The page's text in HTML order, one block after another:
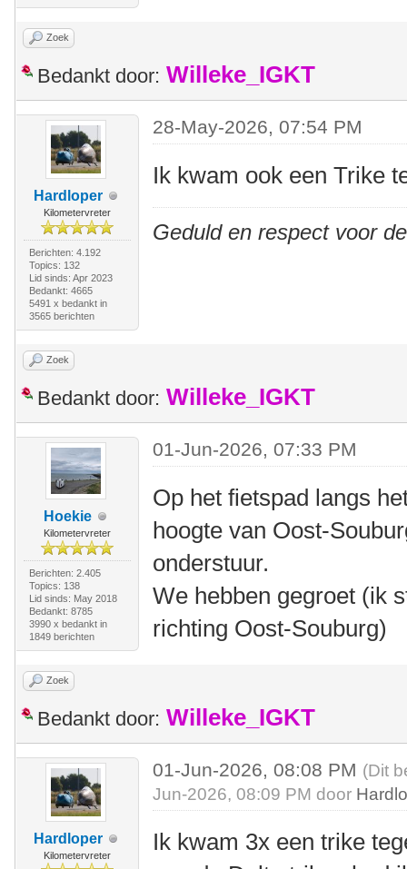
Zoek
Bedankt door: Willeke_IGKT
Hardloper
Kilometervreter
Berichten: 4.192
Topics: 132
Lid sinds: Apr 2023
Bedankt: 4665
5491 x bedankt in
3565 berichten
28-May-2026, 07:54 PM
Ik kwam ook een Trike
Geduld en respect voor
Zoek
Bedankt door: Willeke_IGKT
Hoekie
Kilometervreter
Berichten: 2.405
Topics: 138
Lid sinds: May 2018
Bedankt: 8785
3990 x bedankt in
1849 berichten
01-Jun-2026, 07:33 PM
Op het fietspad langs
hoogte van Oost-
onderstuur.
We hebben gegroet (ik
richting Oost-Souburg)
Zoek
Bedankt door: Willeke_IGKT
Hardloper
Kilometervreter
01-Jun-2026, 08:08 PM (Dit
Jun-2026, 08:09 PM door
Ik kwam 3x een trike